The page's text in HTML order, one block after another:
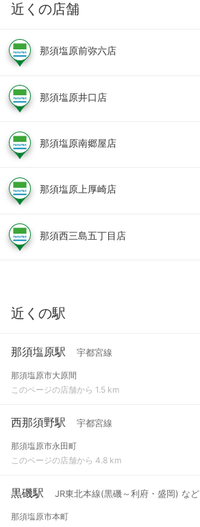
近くの店舗
那須塩原前弥六店
那須塩原井口店
那須塩原南郷屋店
那須塩原上厚崎店
那須西三島五丁目店
近くの駅
那須塩原駅 宇都宮線
那須塩原市大原間
このページの店舗から 1.5 km
西那須野駅 宇都宮線
那須塩原市永田町
このページの店舗から 4.8 km
黒磯駅 JR東北本線(黒磯～利府・盛岡) など
那須塩原市本町